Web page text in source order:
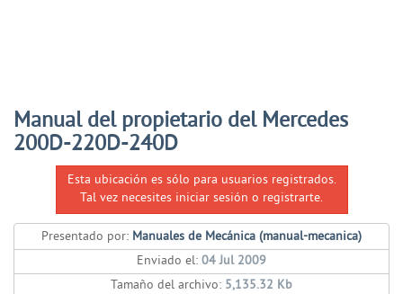
Manual del propietario del Mercedes
200D-220D-240D
Esta ubicación es sólo para usuarios registrados.
Tal vez necesites iniciar sesión o registrarte.
Presentado por: Manuales de Mecánica (manual-mecanica)
Enviado el: 04 Jul 2009
Tamaño del archivo: 5,135.32 Kb